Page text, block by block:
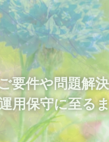
要件や問題解
用保守に至る